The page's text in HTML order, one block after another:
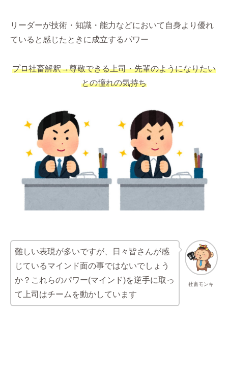
リーダーが技術・知識・能力などにおいて自身より優れ
ていると感じたときに成立するパワー
プロ社畜解釈→尊敬できる上司・先輩のようになりたい
との憧れの気持ち
社畜モンキ
難しい表現が多いですが、日々皆さんが感
じているマインド面の事ではないでしょう
か？これらのパワー(マインド)を逆手に取っ
て上司はチームを動かしています